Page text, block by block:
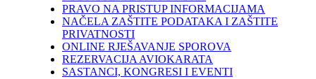
PRAVO NA PRISTUP INFORMACIJAMA
NAČELA ZAŠTITE PODATAKA I ZAŠTITE
PRIVATNOSTI
ONLINE RJEŠAVANJE SPOROVA
REZERVACIJA AVIOKARATA
SASTANCI, KONGRESI I EVENTI